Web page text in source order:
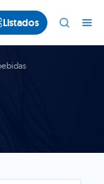
Listados